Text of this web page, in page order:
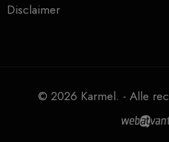
Disclaimer
© 2026 Karmel. - Alle